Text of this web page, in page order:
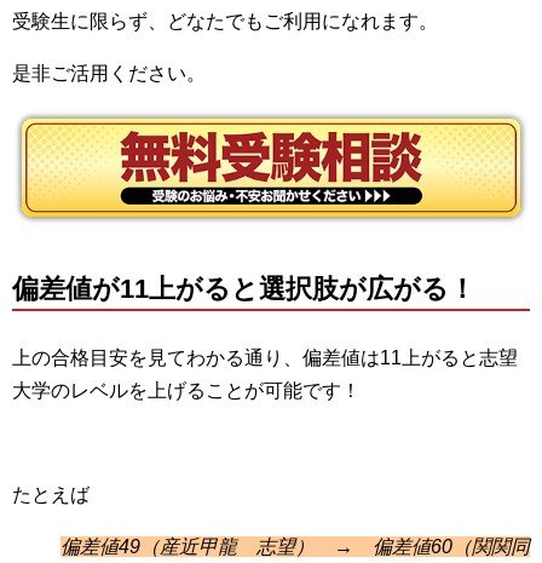
受験生に限らず、どなたでもご利用になれます。
是非ご活用ください。
偏差値が11上がると選択肢が広がる！
上の合格目安を見てわかる通り、偏差値は11上がると志望
大学のレベルを上げることが可能です！
たとえば
偏差値49（産近甲龍 志望） → 偏差値60（関関同